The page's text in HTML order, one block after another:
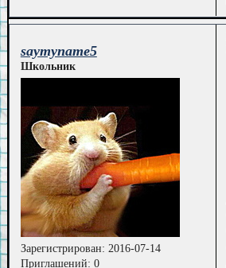
saymyname5
Школьник
Зарегистрирован: 2016-07-14
Приглашений: 0